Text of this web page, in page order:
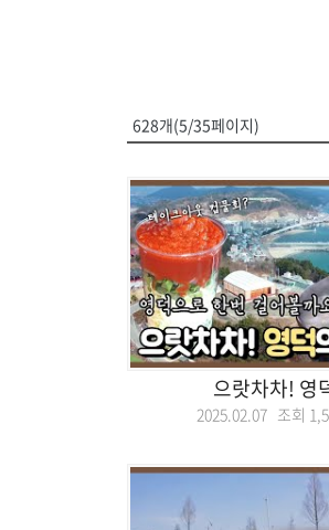
628개(5/35페이지)
으랏차차! 영
2025.02.07 조회